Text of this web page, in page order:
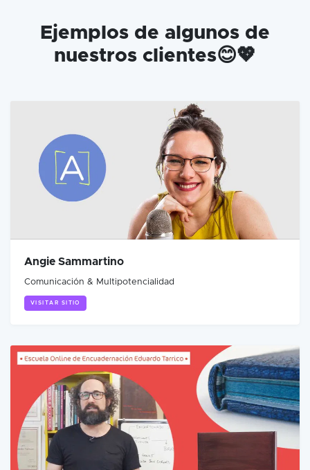
Ejemplos de algunos de
nuestros clientes😊💖
Angie Sammartino
Comunicación & Multipotencialidad
VISITAR SITIO